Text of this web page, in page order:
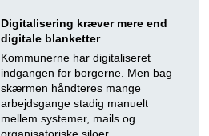
Digitalisering kræver mere end
digitale blanketter
Kommunerne har digitaliseret
indgangen for borgerne. Men bag
skærmen håndteres mange
arbejdsgange stadig manuelt
mellem systemer, mails og